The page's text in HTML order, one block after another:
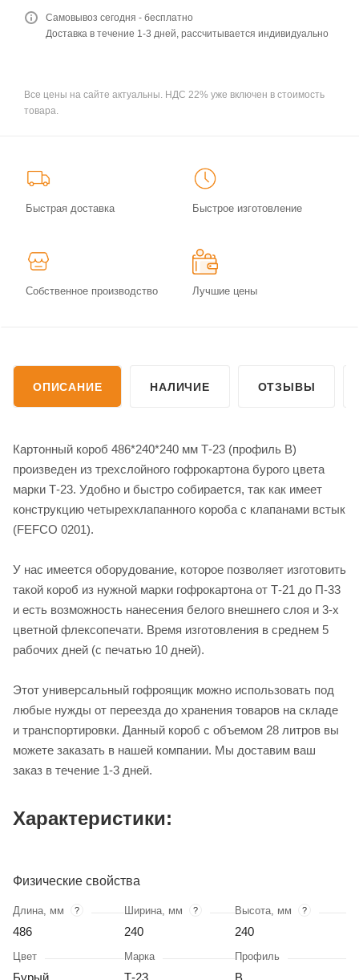
Самовывоз сегодня - бесплатно
Доставка в течение 1-3 дней, рассчитывается индивидуально
Все цены на сайте актуальны. НДС 22% уже включен в стоимость
товара.
Быстрая доставка Быстрое изготовление
Собственное производство Лучшие цены
ОПИСАНИЕ НАЛИЧИЕ ОТЗЫВЫ
Картонный короб 486*240*240 мм Т-23 (профиль B)
произведен из трехслойного гофрокартона бурого цвета
марки Т-23. Удобно и быстро собирается, так как имеет
конструкцию четырехклапанного короба с клапанами встык
(FEFCO 0201).
У нас имеется оборудование, которое позволяет изготовить
такой короб из нужной марки гофрокартона от Т-21 до П-33
и есть возможность нанесения белого внешнего слоя и 3-х
цветной флексопечати. Время изготовления в среднем 5
рабочих дней (с печатью 10 дней).
Этот универсальный гофроящик можно использовать под
любые нужды от переезда до хранения товаров на складе
и транспортировки. Данный короб с объемом 28 литров вы
можете заказать в нашей компании. Мы доставим ваш
заказ в течение 1-3 дней.
Характеристики:
Физические свойства
Длина, мм ?
486
Ширина, мм ?
240
Высота, мм ?
240
Цвет Марка Профиль